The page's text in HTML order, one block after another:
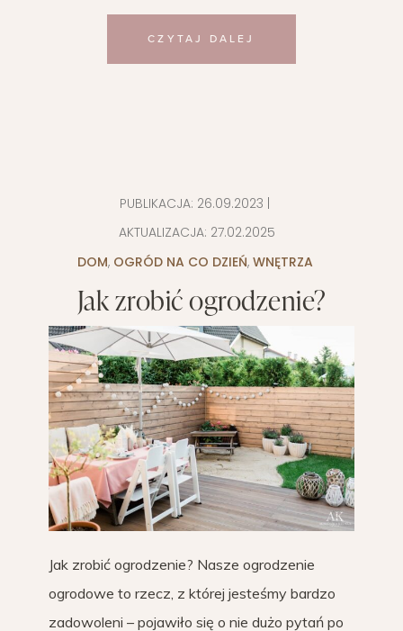
CZYTAJ DALEJ
PUBLIKACJA: 26.09.2023 |
AKTUALIZACJA: 27.02.2025
DOM, OGRÓD NA CO DZIEŃ, WNĘTRZA
Jak zrobić ogrodzenie?
Jak zrobić ogrodzenie? Nasze ogrodzenie
ogrodowe to rzecz, z której jesteśmy bardzo
zadowoleni – pojawiło się o nie dużo pytań po